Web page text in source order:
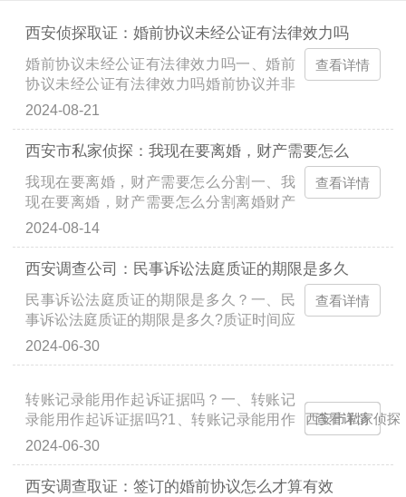
西安侦探取证：婚前协议未经公证有法律效力吗
婚前协议未经公证有法律效力吗一、婚前
协议未经公证有法律效力吗婚前协议并非
必须进行公证。如果婚前协议没有公证，
协议往往具备较高的...
2024-08-21
查看详情
西安市私家侦探：我现在要离婚，财产需要怎么
我现在要离婚，财产需要怎么分割一、我
现在要离婚，财产需要怎么分割离婚财产
分割方式如下：离婚时，夫妻的共同财产
院根据财产的具体情...
2024-08-14
查看详情
西安调查公司：民事诉讼法庭质证的期限是多久
民事诉讼法庭质证的期限是多久？一、民
事诉讼法庭质证的期限是多久?质证时间应
该根据具体案情来确定，普通程序不少于
2024-06-30
查看详情
西安市私家侦探
转账记录能用作起诉证据吗？一、转账记
录能用作起诉证据吗?1、转账记录能用作
起诉证据转账记录属于证据种类中的电子
电子数据;证人证言...
2024-06-30
查看详情
西安调查取证：签订的婚前协议怎么才算有效